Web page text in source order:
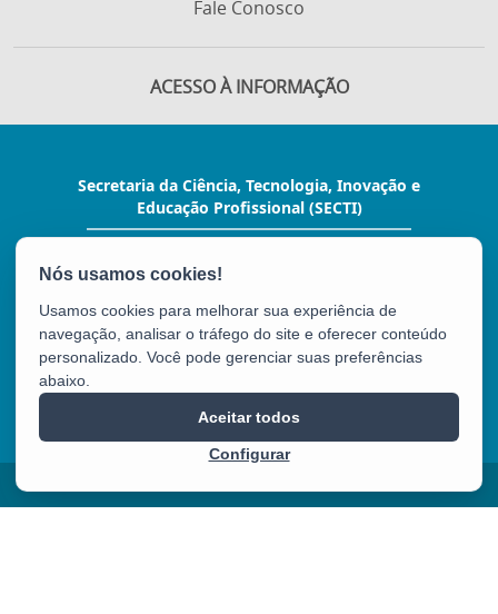
Fale Conosco
ACESSO À INFORMAÇÃO
Secretaria da Ciência, Tecnologia, Inovação e
Educação Profissional (SECTI)
CEP: 29066-380 - Vitória / ES
E-mail:gabinete@secti.es.gov.br
Usamos cookies para melhorar sua experiência de
navegação, analisar o tráfego do site e oferecer conteúdo
personalizado. Você pode gerenciar suas preferências
abaixo.
Configurar
Aceitar todos